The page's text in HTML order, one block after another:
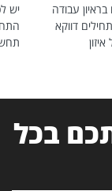
עבודה
דווקא
יש
בכל